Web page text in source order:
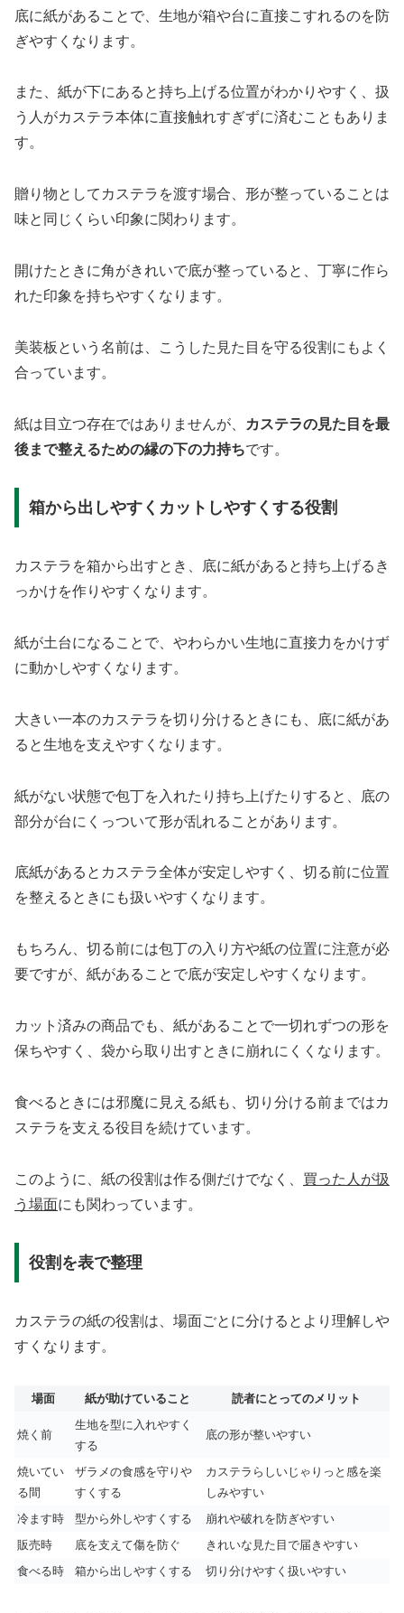
底に紙があることで、生地が箱や台に直接こすれるのを防
ぎやすくなります。
また、紙が下にあると持ち上げる位置がわかりやすく、扱
う人がカステラ本体に直接触れすぎずに済むこともありま
す。
贈り物としてカステラを渡す場合、形が整っていることは
味と同じくらい印象に関わります。
開けたときに角がきれいで底が整っていると、丁寧に作ら
れた印象を持ちやすくなります。
美装板という名前は、こうした見た目を守る役割にもよく
合っています。
紙は目立つ存在ではありませんが、
カステラの見た目を最
後まで整えるための縁の下の力持ちです。
箱から出しやすくカットしやすくする役割
カステラを箱から出すとき、底に紙があると持ち上げるき
っかけを作りやすくなります。
紙が土台になることで、やわらかい生地に直接力をかけず
に動かしやすくなります。
大きい一本のカステラを切り分けるときにも、底に紙があ
ると生地を支えやすくなります。
紙がない状態で包丁を入れたり持ち上げたりすると、底の
部分が台にくっついて形が乱れることがあります。
底紙があるとカステラ全体が安定しやすく、切る前に位置
を整えるときにも扱いやすくなります。
もちろん、切る前には包丁の入り方や紙の位置に注意が必
要ですが、紙があることで底が安定しやすくなります。
カット済みの商品でも、紙があることで一切れずつの形を
保ちやすく、袋から取り出すときに崩れにくくなります。
食べるときには邪魔に見える紙も、切り分ける前まではカ
ステラを支える役目を続けています。
このように、紙の役割は作る側だけでなく、 買った人が扱
う場面にも関わっています。
役割を表で整理
カステラの紙の役割は、場面ごとに分けるとより理解しや
すくなります。
場面 紙が助けていること 読者にとってのメリット
焼く前
生地を型に入れやすく
する
底の形が整いやすい
焼いてい
る間
ザラメの食感を守りや
すくする
カステラらしいじゃりっと感を楽
しみやすい
冷ます時
型から外しやすくする
崩れや破れを防ぎやすい
販売時
底を支えて傷を防ぐ
きれいな見た目で届きやすい
食べる時
箱から出しやすくする 切り分けやすく扱いやすい